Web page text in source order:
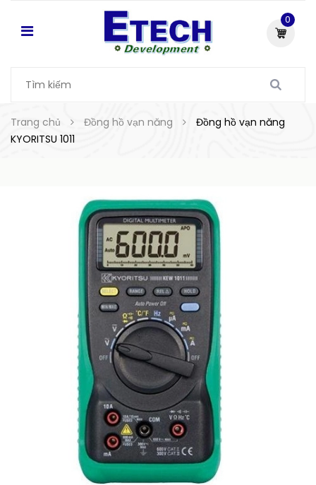
0
Trang chủ Đồng hồ vạn năng
Đồng hồ vạn năng
KYORITSU 1011